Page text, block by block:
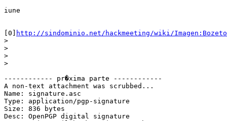
iune
[0]
http://sindominio.net/hackmeeting/wiki/
>
>
>
>
------------ pr�xima parte ------------
A non-text attachment was scrubbed...
Name: signature.asc
Type: application/pgp-signature
Size: 836 bytes
Desc: OpenPGP digital signature